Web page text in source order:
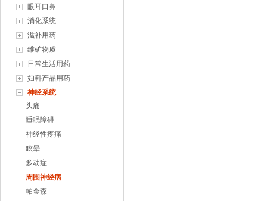
眼耳口鼻
消化系统
滋补用药
维矿物质
日常生活用药
妇科产品用药
神经系统
头痛
睡眠障碍
神经性疼痛
眩晕
多动症
周围神经病
帕金森